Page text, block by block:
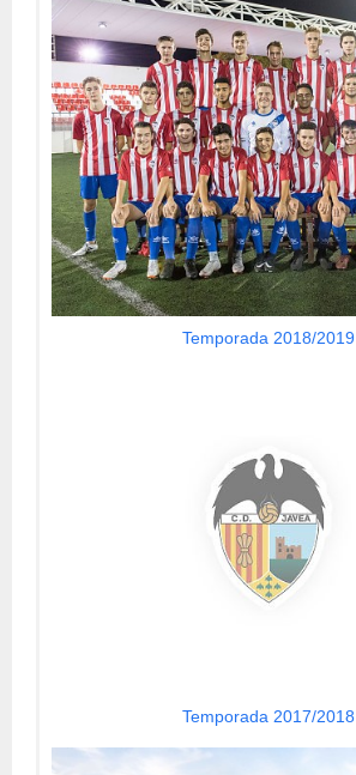
Temporada 2018/2019
Temporada 2017/2018